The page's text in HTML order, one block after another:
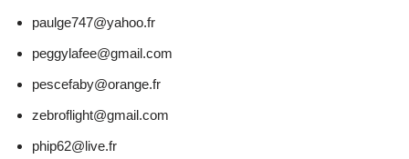
paulge747@yahoo.fr
peggylafee@gmail.com
pescefaby@orange.fr
zebroflight@gmail.com
phip62@live.fr